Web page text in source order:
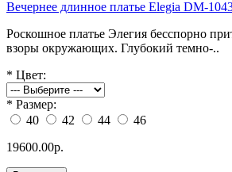
Вечернее длинное платье Elegia DM-
Роскошное платье Элегия бесспорно
взоры окружающих. Глубокий темно-..
* Цвет:
* Размер:
40
42 44
46
19600.00р.